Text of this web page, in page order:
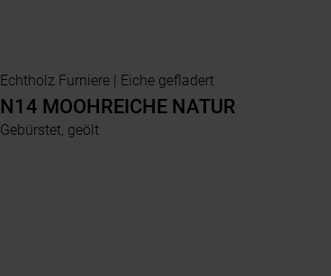
Echtholz Furniere | Eiche gefladert
N14 MOOHREICHE NATUR
Gebürstet, geölt